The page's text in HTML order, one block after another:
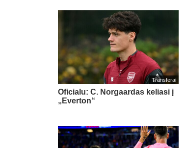
Transferai
Oficialu: C. Norgaardas keliasi į
„Everton“